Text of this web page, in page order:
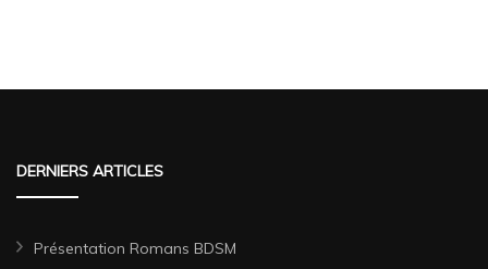
DERNIERS ARTICLES
Présentation Romans BDSM